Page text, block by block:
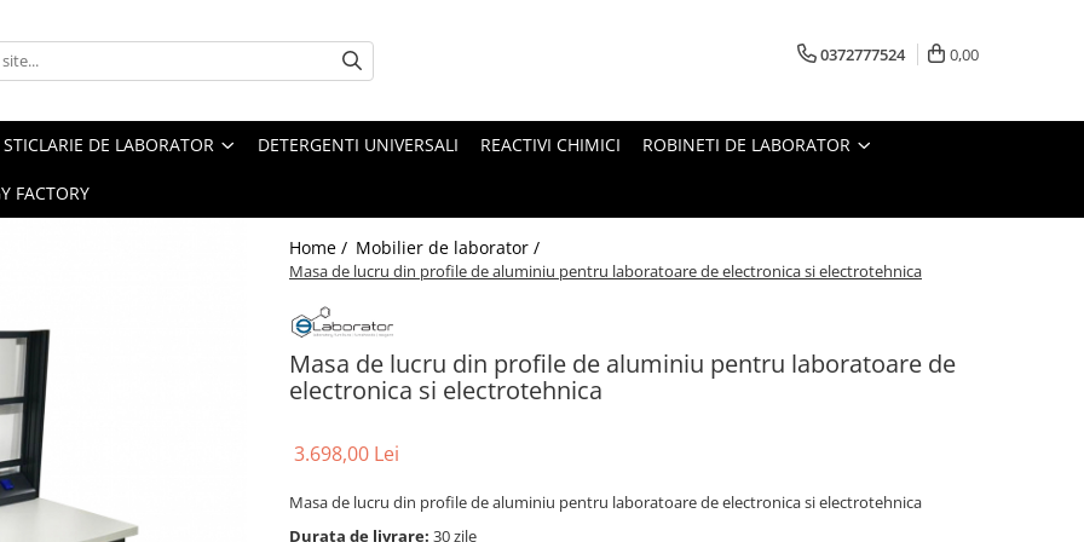
0372777524 0,00
STICLARIE DE LABORATOR DETERGENTI UNIVERSALI REACTIVI CHIMICI ROBINETI DE LABORATOR
FACTORY
Home / Mobilier de laborator /
Masa de lucru din profile de aluminiu pentru laboratoare de electronica si electrotehnica
Masa de lucru din profile de aluminiu pentru laboratoare de
electronica si electrotehnica
3.698,00 Lei
Masa de lucru din profile de aluminiu pentru laboratoare de electronica si electrotehnica
Durata de livrare: 30 zile